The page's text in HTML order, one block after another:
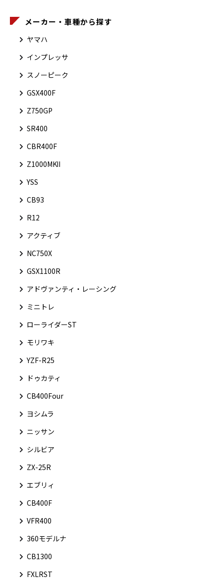
メーカー・車種から探す
ヤマハ
インプレッサ
スノーピーク
GSX400F
Z750GP
SR400
CBR400F
Z1000MKⅡ
YSS
CB93
R12
アクティブ
NC750X
GSX1100R
アドヴァンティ・レーシング
ミニトレ
ローライダーST
モリワキ
YZF-R25
ドゥカティ
CB400Four
ヨシムラ
ニッサン
シルビア
ZX-25R
エブリィ
CB400F
VFR400
360モデルナ
CB1300
FXLRST